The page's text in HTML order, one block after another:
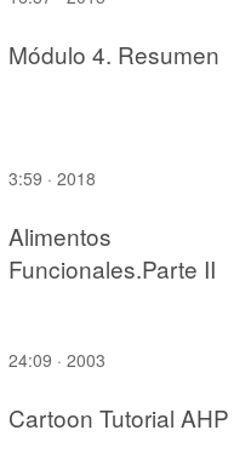
Módulo 4. Resumen
3:59 · 2018
Alimentos
Funcionales.Parte II
24:09 · 2003
Cartoon Tutorial AHP